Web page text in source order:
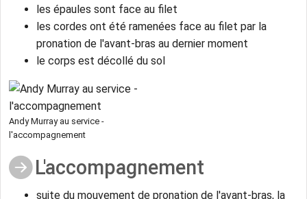
les épaules sont face au filet
les cordes ont été ramenées face au filet par la
pronation de l'avant-bras au dernier moment
le corps est décollé du sol
Andy Murray au service -
l'accompagnement
L'accompagnement
suite du mouvement de pronation de l'avant-bras, la